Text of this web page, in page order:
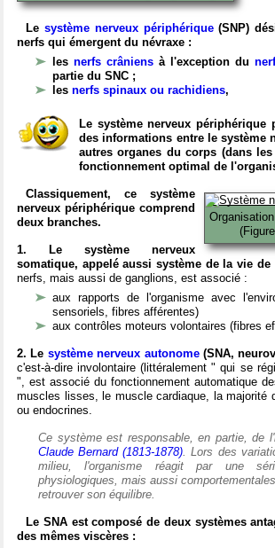
Le système nerveux périphérique(SNP)
nerfs qui émergent du névraxe :
les nerfs crâniens à l'exception du
partie du SNC ;
les nerfs spinaux ou rachidiens,
Le système nerveux périphérique
des informations entre le système
autres organes du corps (dans
fonctionnement optimal de
Classiquement, ce système
nerveux périphérique comprend
deux branches.
1. Le système nerveux
somatique, appelé aussi système de la vie de
nerfs, mais aussi de ganglions, est associé :
aux rapports de l'organisme avec
sensoriels, fibres afférentes)
aux contrôles moteurs volontaires (fibres
2. Le système nerveux autonome(SNA,
c'est-à-dire involontaire (littéralement " qui se
", est associé du fonctionnement automatique
muscles lisses, le muscle cardiaque, la majorité
ou endocrines.
Ce système est responsable, en partie, de
Claude Bernard (1813-1878). Lors des
milieu, l'organisme réagit par une
physiologiques, mais aussi
retrouver son équilibre.
Le SNA est composé de deux systèmes
des mêmes viscères :